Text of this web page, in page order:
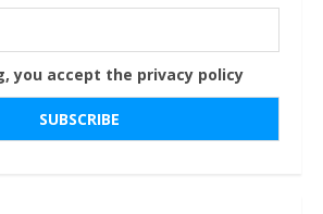
you accept the privacy policy